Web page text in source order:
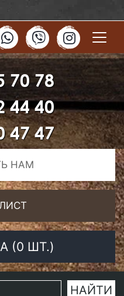
70 78
44 40
47 47
НАМ
(0 ШТ.)